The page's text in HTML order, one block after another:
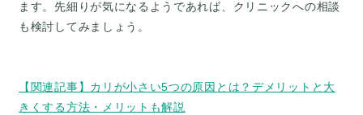
ます。先細りが気になるようであれば、クリニックへの相談
も検討してみましょう。
【関連記事】カリが小さい5つの原因とは？デメリットと大
きくする方法・メリットも解説